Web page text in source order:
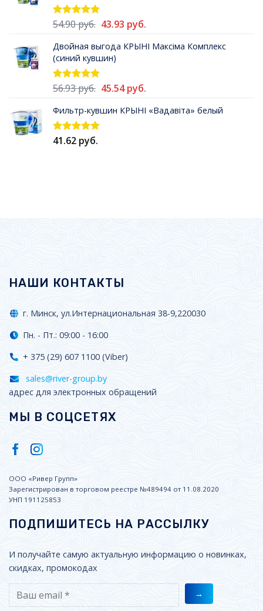
Оценка
из 5
54.90руб. Первоначальная
составляла
54.90 руб..
43.93 руб.Текущая
43.93 руб..
Двойная выгода КРЫНI Максiма Комплекс
(синий кувшин)
Оценка
из 5
56.93руб. Первоначальная
составляла
45.54руб.Текущая
45.54 руб..
Фильтр-кувшин КРЫНI «Вадавiта» белый
Оценка
из 5
41.62 руб.
НАШИ КОНТАКТЫ
г. Минск, ул.Интернациональная 38-9,220030
Пн. - Пт.: 09:00 - 16:00
+ 375 (29) 607 1100 (Viber)
sales@river-group.by
адрес для электронных обращений
МЫ В СОЦСЕТЯХ
ООО «Ривер Групп»
Зарегистрирован в торговом реестре №489494 от 11.08.2020
УНП 191125853
ПОДПИШИТЕСЬ НА РАССЫЛКУ
И получайте самую актуальную информацию о новинках,
скидках, промокодах